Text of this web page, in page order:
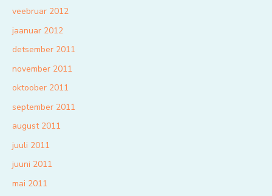
veebruar 2012
jaanuar 2012
detsember 2011
november 2011
oktoober 2011
september 2011
august 2011
juuli 2011
juuni 2011
mai 2011